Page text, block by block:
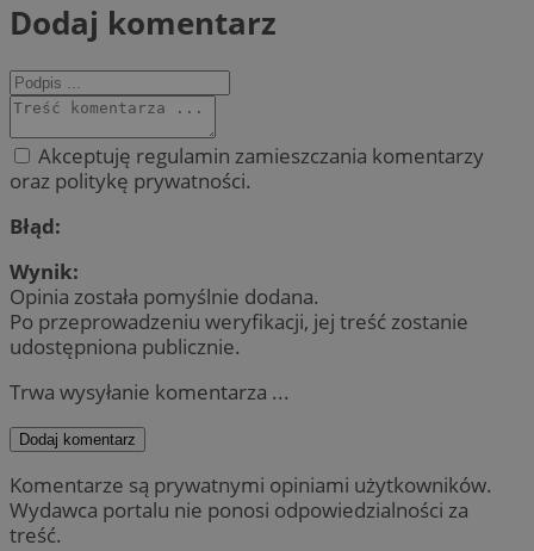
Dodaj komentarz
Akceptuję regulamin zamieszczania komentarzy
oraz politykę prywatności.
Błąd:
Wynik:
Opinia została pomyślnie dodana.
Po przeprowadzeniu weryfikacji, jej treść zostanie
udostępniona publicznie.
Trwa wysyłanie komentarza ...
Dodaj komentarz
Komentarze są prywatnymi opiniami użytkowników.
Wydawca portalu nie ponosi odpowiedzialności za
treść.